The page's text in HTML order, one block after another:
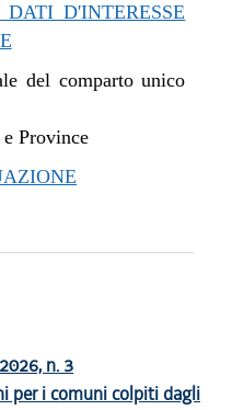
D'INTERESSE
del comparto unico
Province
n. 3
per i comuni colpiti dagli